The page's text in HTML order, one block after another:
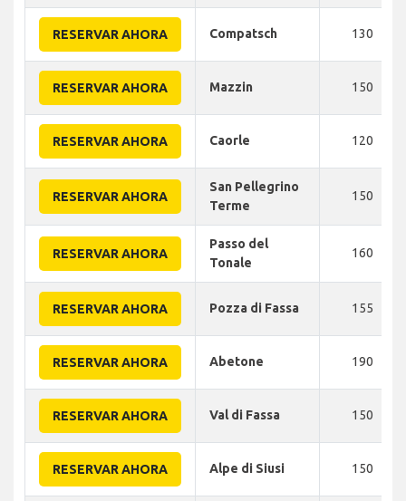
RESERVAR AHORA Compatsch 130
RESERVAR AHORA Mazzin 150
RESERVAR AHORA Caorle 120
RESERVAR AHORA
San Pellegrino
Terme
150
RESERVAR AHORA
Passo del
Tonale
160
RESERVAR AHORA Pozza di Fassa 155
RESERVAR AHORA Abetone 190
RESERVAR AHORA Val di Fassa 150
RESERVAR AHORA Alpe di Siusi 150